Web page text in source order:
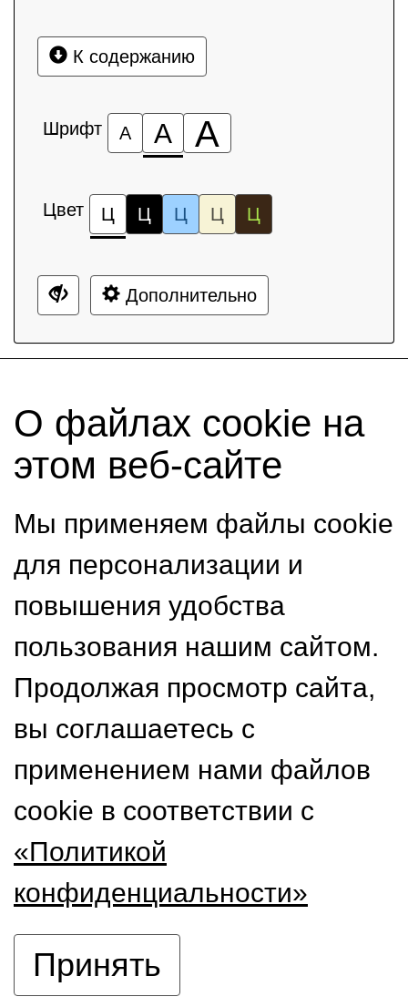
К содержанию
Шрифт А А А
Цвет Ц Ц Ц Ц Ц
Дополнительно
О файлах cookie на
этом веб-сайте
Мы применяем файлы cookie
для персонализации и
повышения удобства
пользования нашим сайтом.
Продолжая просмотр сайта,
вы соглашаетесь с
применением нами файлов
cookie в соответствии с
«Политикой
конфиденциальности»
Принять